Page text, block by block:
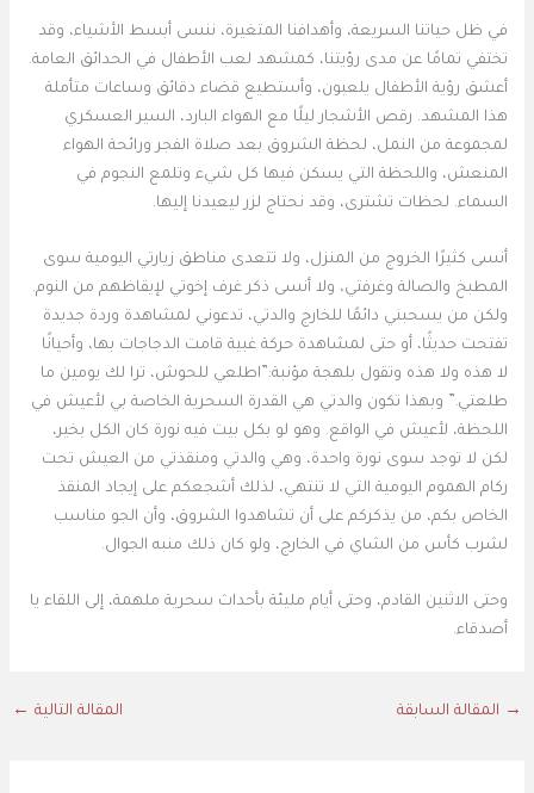
في ظل حياتنا السريعة، وأهدافنا المتغيرة، ننسى أبسط الأشياء، وقد
تختفي تمامًا عن مدى رؤيتنا، كمشهد لعب الأطفال في الحدائق العامة.
أعشق رؤية الأطفال يلعبون، وأستطيع قضاء دقائق وساعات متأملة
هذا المشهد. رقص الأشجار ليلًا مع الهواء البارد، السير العسكري
لمجموعة من النمل، لحظة الشروق بعد صلاة الفجر ورائحة الهواء
المنعش، واللحظة التي يسكن فيها كل شيء وتلمع النجوم في
السماء. لحظات تشترى، وقد نحتاج لزر ليعيدنا إليها.
أنسى كثيرًا الخروج من المنزل، ولا تتعدى مناطق زيارتي اليومية سوى
المطبخ والصالة وغرفتي، ولا أنسى ذكر غرف إخوتي لإيقاظهم من النوم.
ولكن من يسحبني دائمًا للخارج والدتي، تدعوني لمشاهدة وردة جديدة
تفتحت حديثًا، أو حتى لمشاهدة حركة غبية قامت الدجاجات بها، وأحيانًا
لا هذه ولا هذه وتقول بلهجة مؤنبة:”اطلعي للحوش، ترا لك يومين ما
طلعتي.” وبهذا تكون والدتي هي القدرة السحرية الخاصة بي لأعيش في
اللحظة، لأعيش في الواقع. وهو لو بكل بيت فيه نورة كان الكل بخير،
لكن لا توجد سوى نورة واحدة، وهي والدتي ومنقذتي من العيش تحت
ركام الهموم اليومية التي لا تنتهي، لذلك أشجعكم على إيجاد المنقذ
الخاص بكم، من يذكركم على أن تشاهدوا الشروق، وأن الجو مناسب
لشرب كأس من الشاي في الخارج، ولو كان ذلك منبه الجوال.
وحتى الاثنين القادم، وحتى أيام مليئة بأحداث سحرية ملهمة، إلى اللقاء يا
أصدقاء.
→ المقالة السابقة المقالة التالية ←